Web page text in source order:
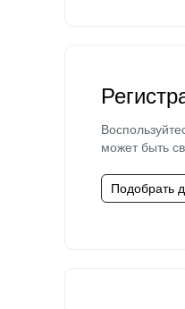
может быть
Подобрать